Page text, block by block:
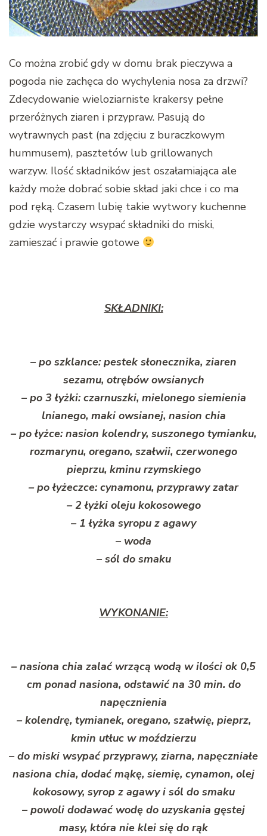
Co można zrobić gdy w domu brak pieczywa a
pogoda nie zachęca do wychylenia nosa za drzwi?
Zdecydowanie wieloziarniste krakersy pełne
przeróżnych ziaren i przypraw. Pasują do
wytrawnych past (na zdjęciu z buraczkowym
hummusem), pasztetów lub grillowanych
warzyw. Ilość składników jest oszałamiająca ale
każdy może dobrać sobie skład jaki chce i co ma
pod ręką. Czasem lubię takie wytwory kuchenne
gdzie wystarczy wsypać składniki do miski,
zamieszać i prawie gotowe
SKŁADNIKI:
– po szklance: pestek słonecznika, ziaren
sezamu, otrębów owsianych
– po 3 łyżki: czarnuszki, mielonego siemienia
lnianego, maki owsianej, nasion chia
– po łyżce: nasion kolendry, suszonego tymianku,
rozmarynu, oregano, szałwii, czerwonego
pieprzu, kminu rzymskiego
– po łyżeczce: cynamonu, przyprawy zatar
– 2 łyżki oleju kokosowego
– 1 łyżka syropu z agawy
– woda
– sól do smaku
WYKONANIE:
– nasiona chia zalać wrzącą wodą w ilości ok 0,5
cm ponad nasiona, odstawić na 30 min. do
napęcznienia
– kolendrę, tymianek, oregano, szałwię, pieprz,
kmin utłuc w moździerzu
– do miski wsypać przyprawy, ziarna, napęczniałe
nasiona chia, dodać mąkę, siemię, cynamon, olej
kokosowy, syrop z agawy i sól do smaku
– powoli dodawać wodę do uzyskania gęstej
masy, która nie klei się do rąk